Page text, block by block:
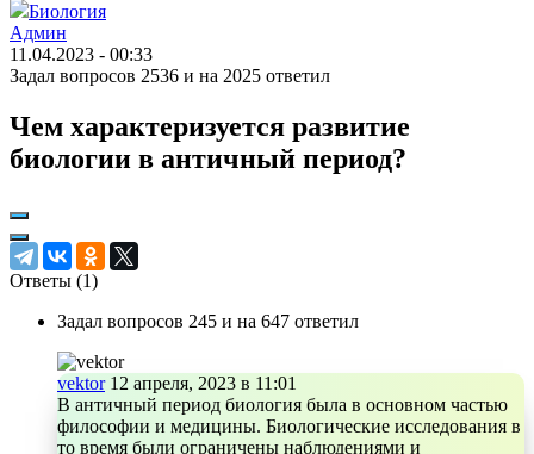
Биология
Админ
11.04.2023 - 00:33
Задал вопросов 2536 и на 2025 ответил
Чем характеризуется развитие
биологии в античный период?
Ответы (1)
Задал вопросов 245 и на 647 ответил
vektor 12 апреля, 2023 в 11:01
В античный период биология была в основном частью
философии и медицины. Биологические исследования в
то время были ограничены наблюдениями и